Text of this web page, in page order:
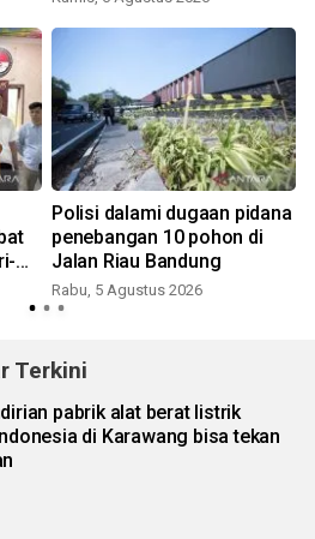
Polisi dalami dugaan pidana
penebangan 10 pohon di
Jalan Riau Bandung
Rabu, 5 Agustus 2026
Terkini
pabrik alat berat listrik
di Karawang bisa tekan